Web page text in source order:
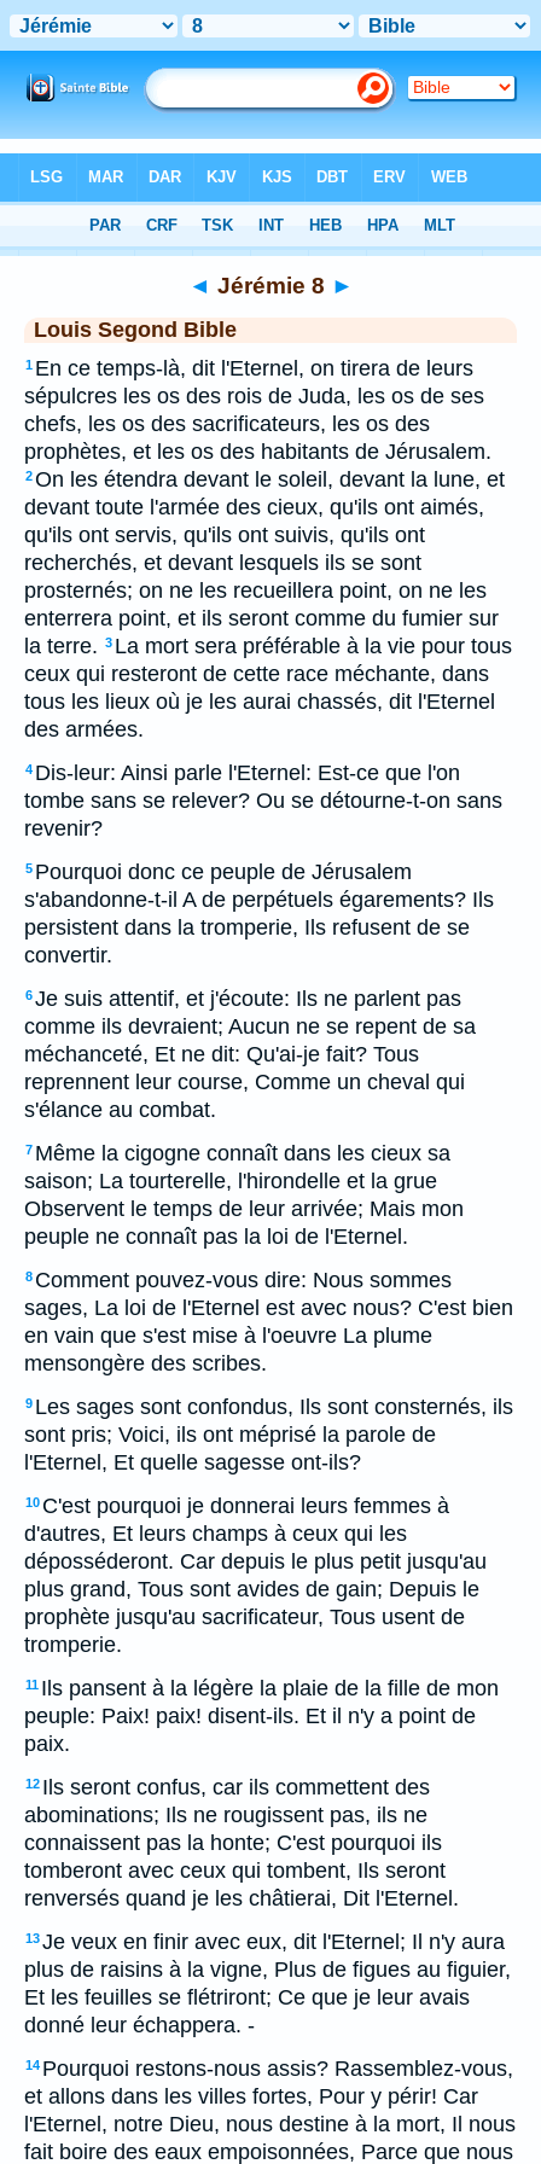
> Jérémie 8
◄ Jérémie 8 ►
Louis Segond Bible
1 En ce temps-là, dit l'Eternel, on tirera de leurs
sépulcres les os des rois de Juda, les os de ses
chefs, les os des sacrificateurs, les os des
prophètes, et les os des habitants de Jérusalem.
2On les étendra devant le soleil, devant la lune, et
devant toute l'armée des cieux, qu'ils ont aimés,
qu'ils ont servis, qu'ils ont suivis, qu'ils ont
recherchés, et devant lesquels ils se sont
prosternés; on ne les recueillera point, on ne les
enterrera point, et ils seront comme du fumier sur
la terre. 3 La mort sera préférable à la vie pour tous
ceux qui resteront de cette race méchante, dans
tous les lieux où je les aurai chassés, dit l'Eternel
des armées.
4 Dis-leur: Ainsi parle l'Eternel: Est-ce que l'on
tombe sans se relever? Ou se détourne-t-on sans
revenir?
5 Pourquoi donc ce peuple de Jérusalem
s'abandonne-t-il A de perpétuels égarements? Ils
persistent dans la tromperie, Ils refusent de se
convertir.
6Je suis attentif, et j'écoute: Ils ne parlent pas
comme ils devraient; Aucun ne se repent de sa
méchanceté, Et ne dit: Qu'ai-je fait? Tous
reprennent leur course, Comme un cheval qui
s'élance au combat.
7 Même la cigogne connaît dans les cieux sa
saison; La tourterelle, l'hirondelle et la grue
Observent le temps de leur arrivée; Mais mon
peuple ne connaît pas la loi de l'Eternel.
8 Comment pouvez-vous dire: Nous sommes
sages, La loi de l'Eternel est avec nous? C'est bien
en vain que s'est mise à l'oeuvre La plume
mensongère des scribes.
9 Les sages sont confondus, Ils sont consternés, ils
sont pris; Voici, ils ont méprisé la parole de
l'Eternel, Et quelle sagesse ont-ils?
10 C'est pourquoi je donnerai leurs femmes à
d'autres, Et leurs champs à ceux qui les
déposséderont. Car depuis le plus petit jusqu'au
plus grand, Tous sont avides de gain; Depuis le
prophète jusqu'au sacrificateur, Tous usent de
tromperie.
11 Ils pansent à la légère la plaie de la fille de mon
peuple: Paix! paix! disent-ils. Et il n'y a point de
paix.
12 Ils seront confus, car ils commettent des
abominations; Ils ne rougissent pas, ils ne
connaissent pas la honte; C'est pourquoi ils
tomberont avec ceux qui tombent, Ils seront
renversés quand je les châtierai, Dit l'Eternel.
13Je veux en finir avec eux, dit l'Eternel; Il n'y aura
plus de raisins à la vigne, Plus de figues au figuier,
Et les feuilles se flétriront; Ce que je leur avais
donné leur échappera. -
14 Pourquoi restons-nous assis? Rassemblez-vous,
et allons dans les villes fortes, Pour y périr! Car
l'Eternel, notre Dieu, nous destine à la mort, Il nous
fait boire des eaux empoisonnées, Parce que nous